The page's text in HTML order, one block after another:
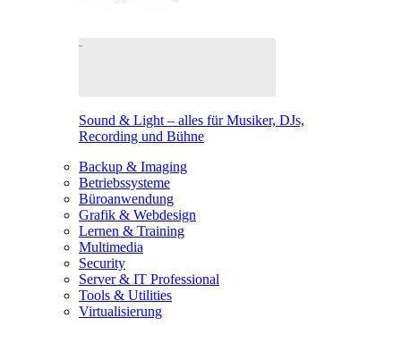
Sound & Light – alles für Musiker, DJs,
Recording und Bühne
Backup & Imaging
Betriebssysteme
Büroanwendung
Grafik & Webdesign
Lernen & Training
Multimedia
Security
Server & IT Professional
Tools & Utilities
Virtualisierung